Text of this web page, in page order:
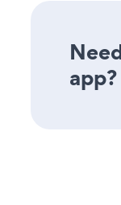
app?